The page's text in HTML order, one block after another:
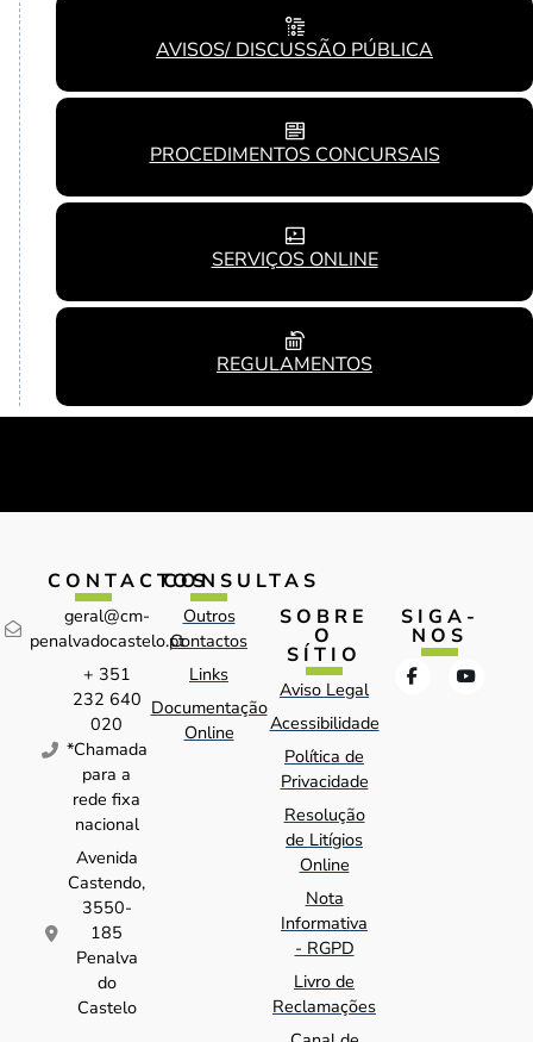
AVISOS/ DISCUSSÃO PÚBLICA
PROCEDIMENTOS CONCURSAIS
SERVIÇOS ONLINE
REGULAMENTOS
CONTACTOS
geral@cm-
penalvadocastelo.pt
+ 351
232 640
020
*Chamada
para a
rede fixa
nacional
Avenida
Castendo,
3550-
185
Penalva
do
Castelo
CONSULTAS
Outros
Contactos
Links
Documentação
Online
SOBRE
O
SÍTIO
Aviso Legal
Acessibilidade
Política de
Privacidade
Resolução
de Litígios
Online
Nota
Informativa
- RGPD
Livro de
Reclamações
SIGA-
NOS